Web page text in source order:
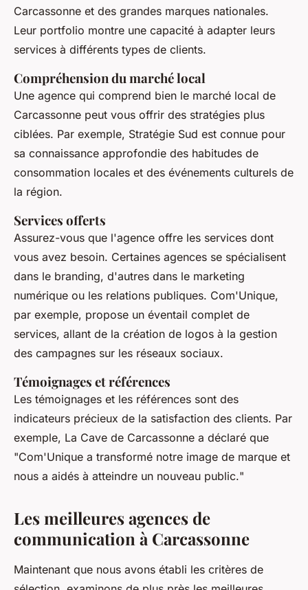
Carcassonne et des grandes marques nationales.
Leur portfolio montre une capacité à adapter leurs
services à différents types de clients.
Compréhension du marché local
Une agence qui comprend bien le marché local de
Carcassonne peut vous offrir des stratégies plus
ciblées. Par exemple, Stratégie Sud est connue pour
sa connaissance approfondie des habitudes de
consommation locales et des événements culturels de
la région.
Services offerts
Assurez-vous que l'agence offre les services dont
vous avez besoin. Certaines agences se spécialisent
dans le branding, d'autres dans le marketing
numérique ou les relations publiques. Com'Unique,
par exemple, propose un éventail complet de
services, allant de la création de logos à la gestion
des campagnes sur les réseaux sociaux.
Témoignages et références
Les témoignages et les références sont des
indicateurs précieux de la satisfaction des clients. Par
exemple, La Cave de Carcassonne a déclaré que
"Com'Unique a transformé notre image de marque et
nous a aidés à atteindre un nouveau public."
Les meilleures agences de
communication à Carcassonne
Maintenant que nous avons établi les critères de